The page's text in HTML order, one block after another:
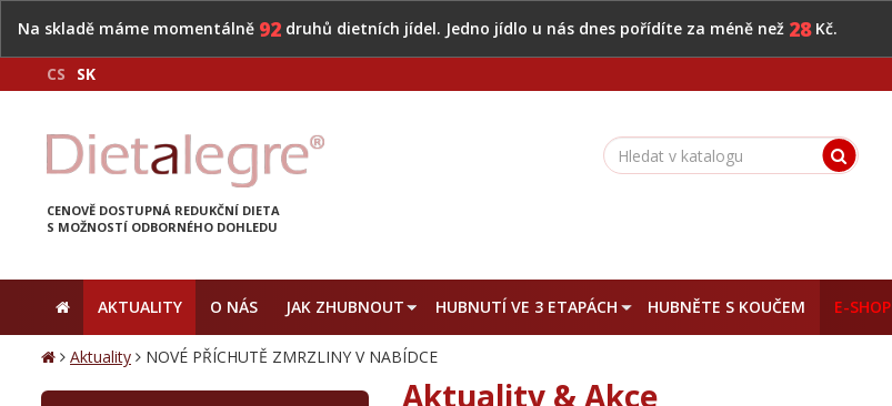
Na skladě máme momentálně 92 druhů dietních jídel. Jedno jídlo u nás dnes pořídíte za méně než 28Kč.
CS SK
CENOVĚ DOSTUPNÁ REDUKČNÍ DIETA
S MOŽNOSTÍ ODBORNÉHO DOHLEDU
AKTUALITY O NÁS JAK ZHUBNOUT HUBNUTÍ VE 3 ETAPÁCH HUBNĚTE S KOUČEM E-SHOP
Aktuality NOVÉ PŘÍCHUTĚ ZMRZLINY V NABÍDCE
Aktuality & Akce